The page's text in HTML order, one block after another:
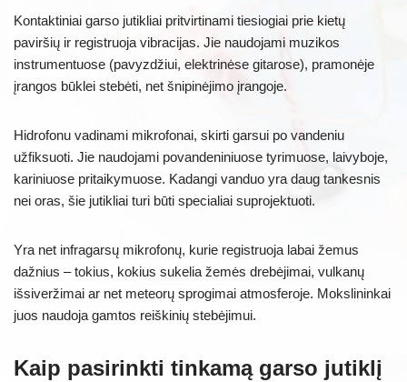
Kontaktiniai garso jutikliai pritvirtinami tiesiogiai prie kietų
paviršių ir registruoja vibracijas. Jie naudojami muzikos
instrumentuose (pavyzdžiui, elektrinėse gitarose), pramonėje
įrangos būklei stebėti, net šnipinėjimo įrangoje.
Hidrofonu vadinami mikrofonai, skirti garsui po vandeniu
užfiksuoti. Jie naudojami povandeniniuose tyrimuose, laivyboje,
kariniuose pritaikymuose. Kadangi vanduo yra daug tankesnis
nei oras, šie jutikliai turi būti specialiai suprojektuoti.
Yra net infragarsų mikrofonų, kurie registruoja labai žemus
dažnius – tokius, kokius sukelia žemės drebėjimai, vulkanų
išsiveržimai ar net meteorų sprogimai atmosferoje. Mokslininkai
juos naudoja gamtos reiškinių stebėjimui.
Kaip pasirinkti tinkamą garso jutiklį